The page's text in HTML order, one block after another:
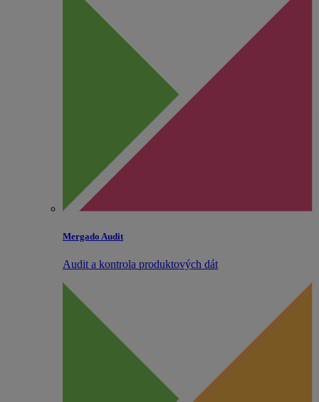
Mergado Audit
Audit a kontrola produktových dát